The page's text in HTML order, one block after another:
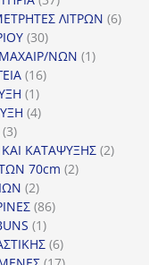
προϊόντα
ΛΙΤΡΩΝ 66
3030
προϊόντα
ΜΑΧΑΙΡ/ΝΩΝ 11
1616
11
προϊόν
44
33
προϊόντα
ΚΑΤΑΨΥΞΗΣ 22
70cm 22
22
προϊόντα
8686
11
προϊόν
66
προϊόντα
17